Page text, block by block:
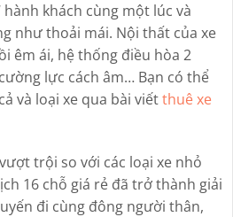
khách cùng một lúc và
như thoải mái. Nội thất của xe
êm ái, hệ thống điều hòa 2
lực cách âm… Bạn có thể
và loại xe qua bài viếtthuê xe
trội so với các loại xe nhỏ
16 chỗ giá rẻ đã trở thành giải
đi cùng đông người thân,